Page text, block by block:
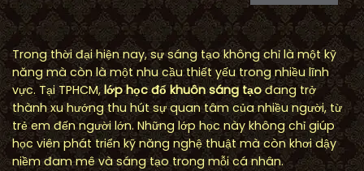
Trong thời đại hiện nay, sự sáng tạo không chỉ là một kỹ
năng mà còn là một nhu cầu thiết yếu trong nhiều lĩnh
vực. Tại TPHCM,lớp học đổ khuôn sáng tạođang trở
thành xu hướng thu hút sự quan tâm của nhiều người, từ
trẻ em đến người lớn. Những lớp học này không chỉ giúp
học viên phát triển kỹ năng nghệ thuật mà còn khơi dậy
niềm đam mê và sáng tạo trong mỗi cá nhân.